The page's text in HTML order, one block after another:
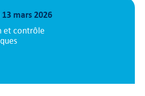
mars 2026
et contrôle